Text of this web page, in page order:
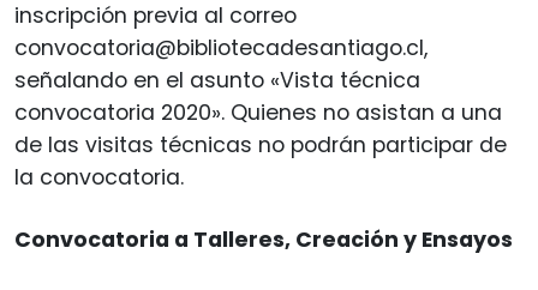
inscripción previa al correo
convocatoria@bibliotecadesantiago.cl,
señalando en el asunto «Vista técnica
convocatoria 2020». Quienes no asistan a una
de las visitas técnicas no podrán participar de
la convocatoria.
Convocatoria a Talleres, Creación y Ensayos